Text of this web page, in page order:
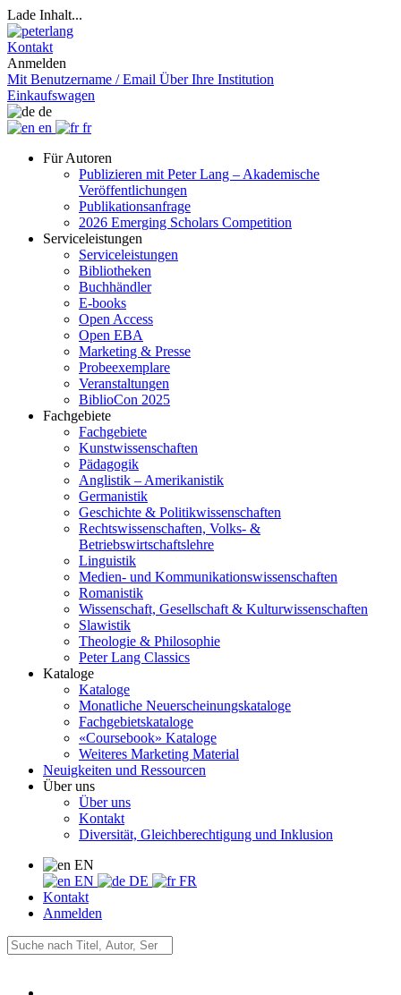
Lade Inhalt...
Kontakt
Anmelden
Mit Benutzername / Email Über Ihre Institution
Einkaufswagen
de
en
fr
Für Autoren
Publizieren mit Peter Lang – Akademische
Veröffentlichungen
Publikationsanfrage
2026 Emerging Scholars Competition
Serviceleistungen
Serviceleistungen
Bibliotheken
Buchhändler
E-books
Open Access
Open EBA
Marketing & Presse
Probeexemplare
Veranstaltungen
BiblioCon 2025
Fachgebiete
Fachgebiete
Kunstwissenschaften
Pädagogik
Anglistik – Amerikanistik
Germanistik
Geschichte & Politikwissenschaften
Rechtswissenschaften, Volks- &
Betriebswirtschaftslehre
Linguistik
Medien- und Kommunikationswissenschaften
Romanistik
Wissenschaft, Gesellschaft & Kulturwissenschaften
Slawistik
Theologie & Philosophie
Peter Lang Classics
Kataloge
Kataloge
Monatliche Neuerscheinungskataloge
Fachgebietskataloge
«Coursebook» Kataloge
Weiteres Marketing Material
Neuigkeiten und Ressourcen
Über uns
Über uns
Kontakt
Diversität, Gleichberechtigung und Inklusion
EN
EN
DE
FR
Kontakt
Anmelden